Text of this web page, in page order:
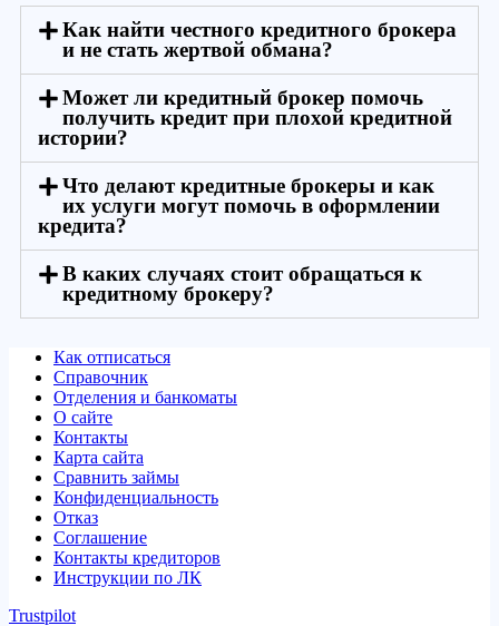
Как найти честного кредитного брокера
и не стать жертвой обмана?
Может ли кредитный брокер помочь
получить кредит при плохой кредитной
истории?
Что делают кредитные брокеры и как
их услуги могут помочь в оформлении
кредита?
В каких случаях стоит обращаться к
кредитному брокеру?
Как отписаться
Справочник
Отделения и банкоматы
О сайте
Контакты
Карта сайта
Сравнить займы
Конфиденциальность
Отказ
Соглашение
Контакты кредиторов
Инструкции по ЛК
Trustpilot